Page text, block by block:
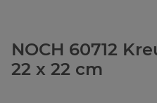
NOCH 60712
22 x 22 cm